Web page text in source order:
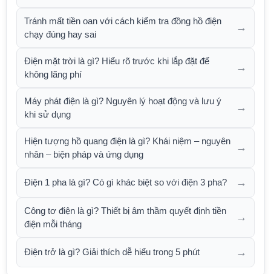
Tránh mất tiền oan với cách kiểm tra đồng hồ điện
chạy đúng hay sai
→
Điện mặt trời là gì? Hiểu rõ trước khi lắp đặt để
không lãng phí
→
Máy phát điện là gì? Nguyên lý hoạt động và lưu ý
khi sử dụng
→
Hiện tượng hồ quang điện là gì? Khái niệm – nguyên
nhân – biện pháp và ứng dụng
→
Điện 1 pha là gì? Có gì khác biệt so với điện 3 pha? →
Công tơ điện là gì? Thiết bị âm thầm quyết định tiền
điện mỗi tháng
→
Điện trở là gì? Giải thích dễ hiểu trong 5 phút →